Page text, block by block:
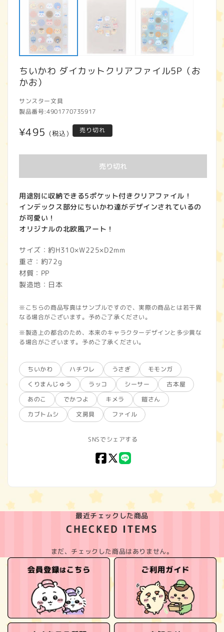
ちいかわ ダイカットクリアファイル5P（お
かお）
サンスター文具
製品番号:4901770735917
通
格
¥495 (税込) 売り切れ
売り切れ
用途別に収納できる5ポケット付きクリアファイル！
インデックス部分にちいかわ達がデザインされているの
が可愛い！
オリジナルの北欧風アート！
サイズ：約H310×W225×D2mm
重さ：約72g
材質：PP
製造地：日本
※こちらの商品写真はサンプルですので、実際の商品とは若干異
なる場合がございます。予めご了承ください。
※製造上の都合のため、本来のキャラクターデザインと多少異な
る場合がございます。予めご了承ください。
ちいかわ ハチワレ うさぎ
モモンガ
くりまんじゅう
ラッコ シーサー
古本屋
あのこ
でかつよ キメラ
鎧さん
カブトムシ
文房具 ファイル
SNSでシェアする
Facebook
X
LINE
最近チェックした商品
CHECKED ITEMS
まだ、チェックした商品はありません。